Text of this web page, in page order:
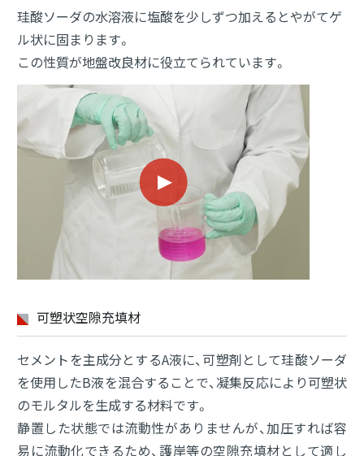
珪酸ソーダの水溶液に塩酸を少しずつ加えるとやがてゲ
ル状に固まります。
この性質が地盤改良材に役立てられています。
可塑状空隙充填材
セメントを主成分とするA液に、可塑剤として珪酸ソーダ
を使用したB液を混合することで、凝集反応により可塑状
のモルタルを生成する材料です。
静置した状態では流動性がありませんが、加圧すれば容
易に流動化できるため、護岸等の空隙充填材として適し